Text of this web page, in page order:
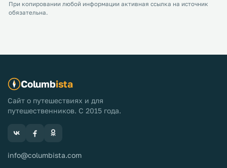
При копировании любой информации активная ссылка на источник
обязательна.
Columbista
Сайт о путешествиях и для
путешественников. С 2015 года.
info@columbista.com